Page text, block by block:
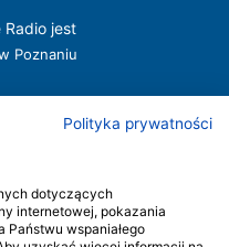
Radio jest
Poznaniu
rozpowszechnianie programu
oraz prowadzenie portalu
właściwym w sprawach
Polityka prywatności
dotyczących
internetowej, pokazania
wspaniałego